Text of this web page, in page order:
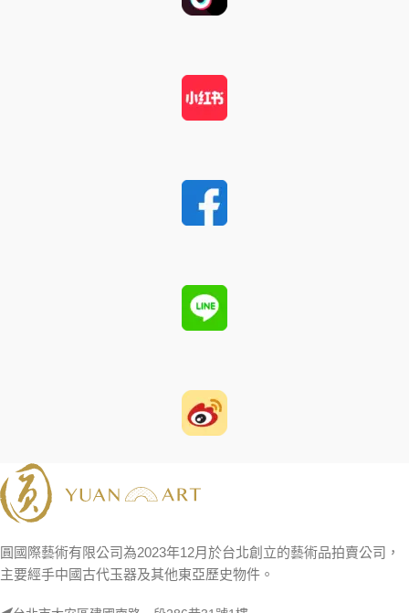
圓國際藝術有限公司為2023年12月於台北創立的藝術品拍賣公司，
主要經手中國古代玉器及其他東亞歷史物件。